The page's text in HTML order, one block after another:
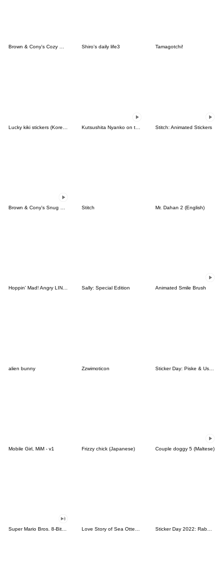
Brown & Cony's Cozy Winter Date Shiro's daily life3 Tamagotchi!
Stitch: Animated Stickers
Stitch Mr. Dahan 2 (English)
Hoppin' Mad! Angry LINE Characters Sally: Special Edition Animated Smile Brush
alien bunny Zzwimoticon Sticker Day: Piske & Usagi
Mobile Girl, MiM - v1 Frizzy chick (Japanese) Couple doggy 5 (Maltese)
Super Mario Bros. 8-Bit Stickers Love Story of Sea Otter Couple 2.0 Sticker Day 2022: Rabbit and Bear 100%